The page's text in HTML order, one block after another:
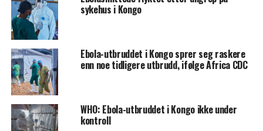
sykehus i Kongo
Ebola-utbruddet i Kongo sprer seg raskere
enn noe tidligere utbrudd, ifølge Africa CDC
WHO: Ebola-utbruddet i Kongo ikke under
kontroll